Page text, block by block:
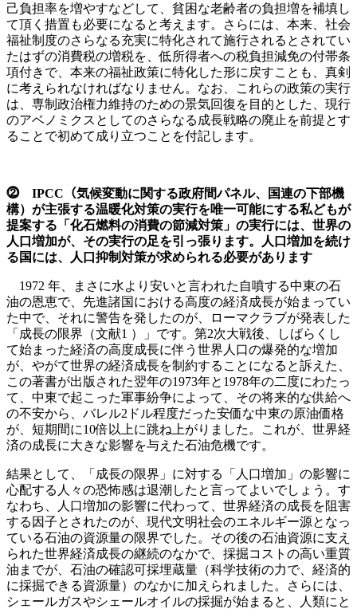
己負担率を増やすなどして、貧困な老齢者の負担増を補填し
て頂く措置も必要になると考えます。さらには、本来、社会
福祉制度のさらなる充実に特化されて施行されるとされてい
たはずの消費税の増税を、低所得者への税負担減免の付帯条
項付きで、本来の福祉政策に特化した形に戻すことも、真剣
に考えられなければなりません。なお、これらの政策の実行
は、専制政治権力維持のための景気回復を目的とした、現行
のアベノミクスとしてのさらなる成長戦略の廃止を前提とす
ることで初めて成り立つことを付記します。
⓶ IPCC（気候変動に関する政府間パネル、国連の下部機
構）が主張する温暖化対策の実行を唯一可能にする私どもが
提案する「化石燃料の消費の節減対策」の実行には、世界の
人口増加が、その実行の足を引っ張ります。人口増加を続け
る国には、人口抑制対策が求められる必要があります
1972 年、まさに水より安いと言われた自噴する中東の石
油の恩恵で、先進諸国における高度の経済成長が始まってい
た中で、それに警告を発したのが、ローマクラブが発表した
「成長の限界（文献1 ）」です。第2次大戦後、しばらくし
て始まった経済の高度成長に伴う世界人口の爆発的な増加
が、やがて世界の経済成長を制約することになると訴えた、
この著書が出版された翌年の1973年と1978年の二度にわたっ
て、中東で起こった軍事紛争によって、その将来的な供給へ
の不安から、バレル2ドル程度だった安価な中東の原油価格
が、短期間に10倍以上に跳ね上がりました。これが、世界経
済の成長に大きな影響を与えた石油危機です。
結果として、「成長の限界」に対する「人口増加」の影響に
心配する人々の恐怖感は退潮したと言ってよいでしょう。す
なわち、人口増加の影響に代わって、世界経済の成長を阻害
する因子とされたのが、現代文明社会のエネルギー源となっ
ている石油の資源量の限界でした。その後の石油資源に支え
られた世界経済成長の継続のなかで、採掘コストの高い重質
油までが、石油の確認可採埋蔵量（科学技術の力で、経済的
に採掘できる資源量）のなかに加えられました。さらには、
シェールガスやシェールオイルの採掘が始まると、人類にと